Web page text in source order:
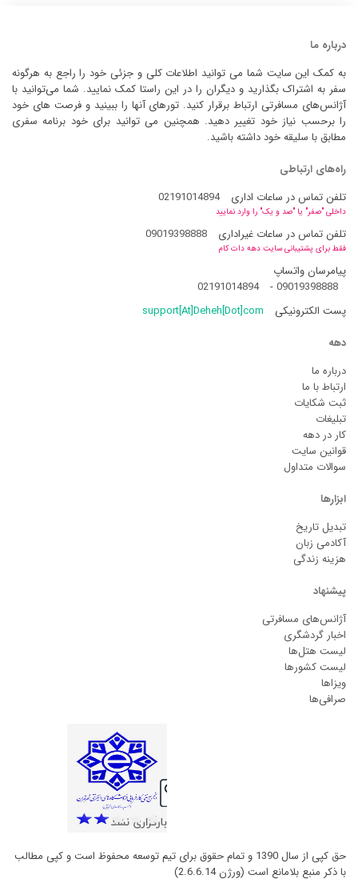
درباره ما
به کمک این سایت شما می توانید اطلاعات کلی و جزئی خود را راجع به هرگونه
سفر به اشتراک بگذارید و دیگران را در این راستا کمک نمایید. شما می‌توانید با
آژانس‌های مسافرتی ارتباط برقرار کنید. تورهای آنها را ببینید و فرصت های خود
را برحسب نیاز خود تغییر دهید. همچنین می توانید برای خود برنامه سفری
مطابق با سلیقه خود داشته باشید.
راه‌های ارتباطی
تلفن تماس در ساعات اداری
02191014894
داخلی "صفر" یا "صد و یک" را وارد نمایید
تلفن تماس در ساعات غیراداری 09019398888
فقط برای پشتیبانی سایت دهه دات کام
پیامرسان واتساپ
09019398888
-
02191014894
پست الکترونیکی
support[At]Deheh[Dot]com
دهه
درباره ما
ارتباط با ما
ثبت شکایات
تبلیغات
کار در دهه
قوانین سایت
سوالات متداول
ابزارها
تبدیل تاریخ
آکادمی زبان
هزینه زندگی
پیشنهاد
آژانس‌های مسافرتی
اخبار گردشگری
لیست هتل‌ها
لیست کشورها
ویزاها
صرافی‌ها
حق کپی از سال 1390 و تمام حقوق برای تیم توسعه محفوظ است و کپی مطالب
با ذکر منبع بلامانع است (ورژن 2.6.6.14)